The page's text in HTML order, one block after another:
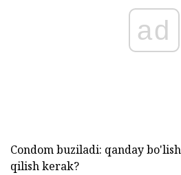
ad
Condom buziladi: qanday
qilish kerak?